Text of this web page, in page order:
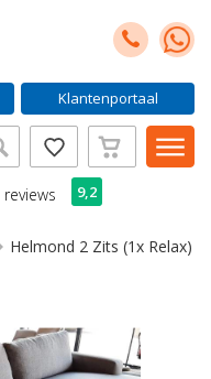
Klantenportaal
reviews 9,2
Helmond 2 Zits (1x Relax)